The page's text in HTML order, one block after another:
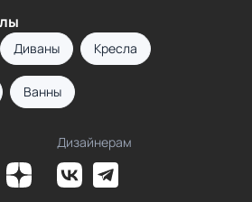
Диваны Кресла
Ванны
Дизайнерам